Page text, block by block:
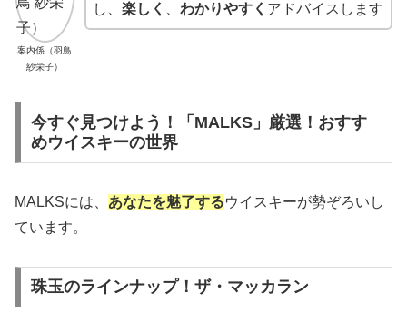
案内係（羽鳥
紗栄子）
し、 楽しく わかりやすく アドバイスします
今すぐ見つけよう！「MALKS」厳選！おすす
めウイスキーの世界
MALKSには、 あなたを魅了するウイスキーが勢ぞろいし
ています。
珠玉のラインナップ！ザ・マッカラン